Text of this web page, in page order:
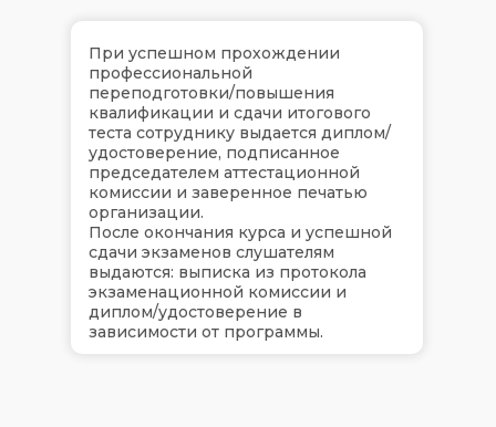
При успешном прохождении
профессиональной
переподготовки/повышения
квалификации и сдачи итогового
теста сотруднику выдается диплом/
удостоверение, подписанное
председателем аттестационной
комиссии и заверенное печатью
организации.
После окончания курса и успешной
сдачи экзаменов слушателям
выдаются: выписка из протокола
экзаменационной комиссии и
диплом/удостоверение в
зависимости от программы.